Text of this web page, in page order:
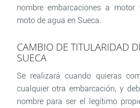
nombre embarcaciones a
moto de agua en Sueca.
CAMBIO DE TITULARIDAD
SUECA
Se realizará cuando quieras
cualquier otra embarcación, y
nombre para ser el legítimo